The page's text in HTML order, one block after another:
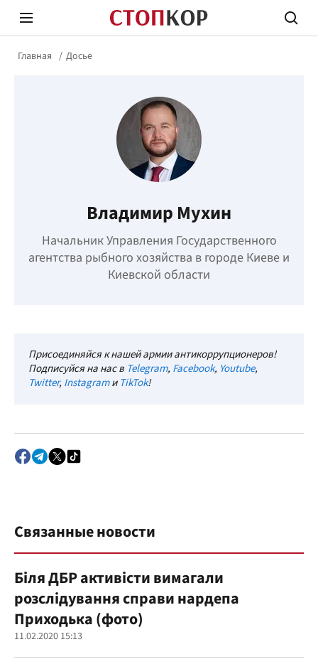
Стоп Политической Коррупции
Главная Досье
Владимир Мухин
Начальник Управления Государственного
агентства рыбного хозяйства в городе Киеве и
Киевской области
Присоединяйся к нашей армии антикоррупционеров!
Подписуйся на нас в Telegram, Facebook, Youtube,
Twitter, InstagramиTikTok!
Связанные новости
Біля ДБР активісти вимагали
розслідування справи нардепа
Приходька (фото)
11.02.2020 15:13